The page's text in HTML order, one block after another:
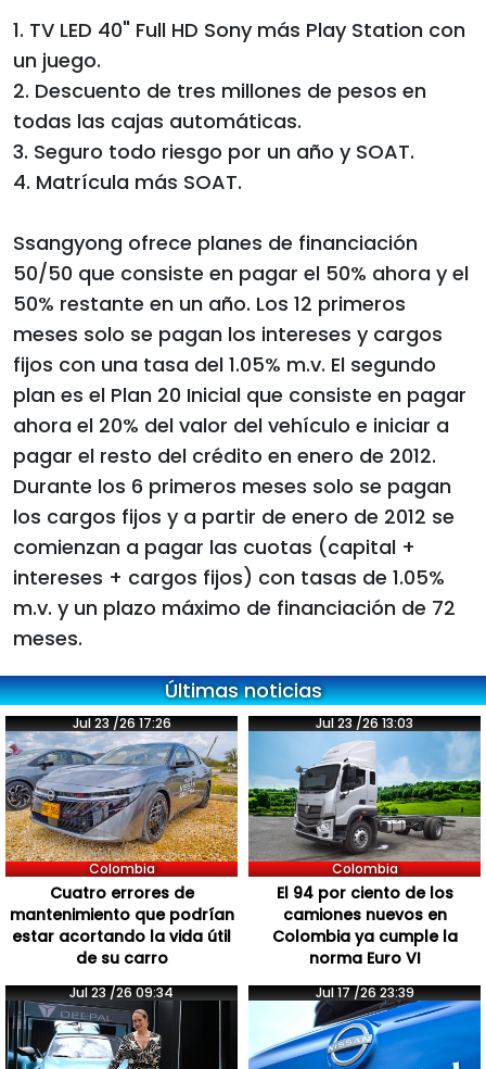
1. TV LED 40" Full HD Sony más Play Station con
un juego.
2. Descuento de tres millones de pesos en
todas las cajas automáticas.
3. Seguro todo riesgo por un año y SOAT.
4. Matrícula más SOAT.
Ssangyong ofrece planes de financiación
50/50 que consiste en pagar el 50% ahora y el
50% restante en un año. Los 12 primeros
meses solo se pagan los intereses y cargos
fijos con una tasa del 1.05% m.v. El segundo
plan es el Plan 20 Inicial que consiste en pagar
ahora el 20% del valor del vehículo e iniciar a
pagar el resto del crédito en enero de 2012.
Durante los 6 primeros meses solo se pagan
los cargos fijos y a partir de enero de 2012 se
comienzan a pagar las cuotas (capital +
intereses + cargos fijos) con tasas de 1.05%
m.v. y un plazo máximo de financiación de 72
meses.
Últimas noticias
Jul 23 /26 17:26
Colombia
Cuatro errores de
mantenimiento que podrían
estar acortando la vida útil
de su carro
Jul 23 /26 13:03
Colombia
El 94 por ciento de los
camiones nuevos en
Colombia ya cumple la
norma Euro VI
Jul 23 /26 09:34 Jul 17 /26 23:39